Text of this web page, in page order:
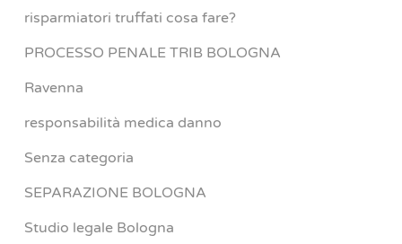
risparmiatori truffati cosa fare?
PROCESSO PENALE TRIB BOLOGNA
Ravenna
responsabilità medica danno
Senza categoria
SEPARAZIONE BOLOGNA
Studio legale Bologna